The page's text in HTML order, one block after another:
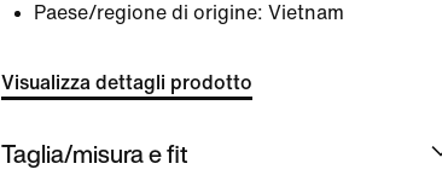
Paese/regione di origine: Vietnam
Visualizza dettagli prodotto
Taglia/misura e fit